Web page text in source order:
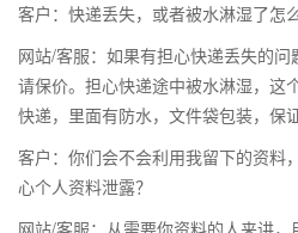
客户：快递丢失，或者被水淋湿了怎
网站/客服：如果有担心快递丢失的
请保价。担心快递途中被水淋湿，这
快递，里面有防水，文件袋包装，保
客户：你们会不会利用我留下的资料
心个人资料泄露？
网站/客服：从需要你资料的人来讲，